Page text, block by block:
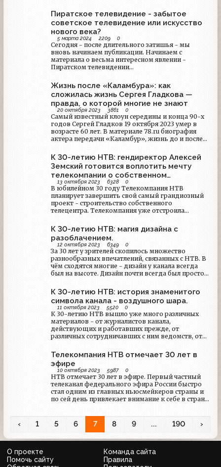
семейного архива Гутчиных-Скрипченко
посвящена 115-летию со дня рождения Захария
Борисовича Гутчина, внесшего бесценный вклад
в развитие культуры и телевидения на Алтае.
Пиратское телевидение - забытое
советское телевидение или искусство
нового века?
5 марта 2024 2209 0
Сегодня - после длительного затишья - мы
вновь начинаем публикации. Начинаем с
материала о весьма интересном явлении -
Пиратском телевидении…
Жизнь после «Каламбура»: как
сложилась жизнь Сергея Гладкова —
правда, о которой многие не знают
20 октября 2023 3861 0
Самый известный клоун середины и конца 90-х
годов Сергей Гладков 19 октября 2023 умер в
возрасте 60 лет. В материале 78.ru биография
актера передачи «Каламбур», жизнь до и после
также рассказываем про последние годы жизни
Сергея Гладкова.
К 30-летию НТВ: гендиректор Алексей
Земский готовится воплотить мечту
телекомпании о собственном
телецентре.
13 октября 2023 6328 0
В юбилейном 30 году Телекомпания НТВ
планирует завершить свой самый грандиозный
проект - строительство собственного
телецентра. Телекомпания уже отстроила
Аргуновской улице, и туда переехал ряд
административных подразделений. В 2020 году
из этого района началось и вещание - дневные
выпуски программы "Сегодня" стали выходить в
эфир из открытой студии, выходящей
широкими окнами на основание Останкинской
телебашни и здание АСК-1. Но это было только
начало. Телецентр, задуманный ещё в 1995 году,
то замирала - и вот наконец выходит на
финишную прямую. Об этом и о других
перспективах телекомпании её гендиректор
Алексей Земский рассказал в интервью
"Российской газете".
К 30-летию НТВ: магия дизайна с
разоблачением.
12 октября 2023 6349 0
За 30 лет у зрителей скопилось множество
разнообразных впечатлений, связанных с НТВ. В
чём сходятся многие - дизайн у канала всегда
был на высоте. Дизайн почти всегда был просто
повторить. Сегодня мы расскажем о том, что за
заставки выходили на канале и какими
средствами эта магия могла достигаться.
К 30-летию НТВ: история знаменитого
символа канала - воздушного шара.
11 октября 2023 5520 0
К 30-летию НТВ вышло уже много различных
материалов - от журналистов канала,
действующих и работавших прежде, от
различных сотрудничавших с ним ведомств, от
материал в региональном ежемесячнике
Республики Коми "Регион". Главный герой
материала - воздухоплаватель Павел Холод -
рассказывает о своём опыте и своих аэростатах.
Один из них - тот самый зелёный шар, который в
2003 году и в последующие годы красовался на
заставках канала. Эту статью мы предлагаем
Вашему вниманию.
Телекомпания НТВ отмечает 30 лет в
эфире
10 октября 2023 5987 0
НТВ отмечает 30 лет в эфире. Первый частный
телеканал федерального эфира России быстро
стал одним из главных ньюсмейкеров страны и
по сей день привлекает внимание к себе в стране
‹ 1 5 6 7 8 9 ... 190 ›
О проекте
Команда сайта
Помочь сайту
Правила